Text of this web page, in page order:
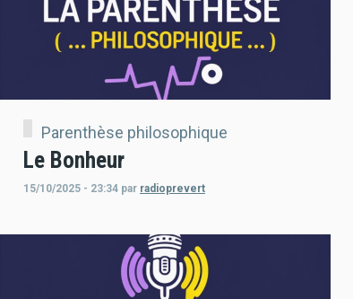
Parenthèse philosophique
Le Bonheur
15/10/2025 - 23:34 par radioprevert